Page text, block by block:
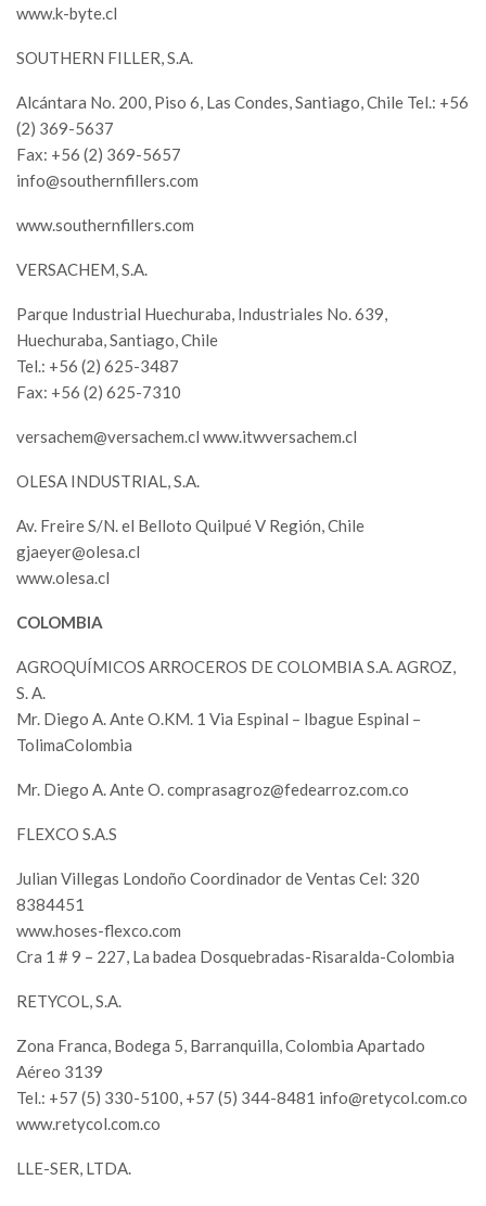
www.k-byte.cl
SOUTHERN FILLER, S.A.
Alcántara No. 200, Piso 6, Las Condes, Santiago, Chile Tel.: +56
(2) 369-5637
Fax: +56 (2) 369-5657
info@southernfillers.com
www.southernfillers.com
VERSACHEM, S.A.
Parque Industrial Huechuraba, Industriales No. 639,
Huechuraba, Santiago, Chile
Tel.: +56 (2) 625-3487
Fax: +56 (2) 625-7310
versachem@versachem.cl www.itwversachem.cl
OLESA INDUSTRIAL, S.A.
Av. Freire S/N. el Belloto Quilpué V Región, Chile
gjaeyer@olesa.cl
www.olesa.cl
COLOMBIA
AGROQUÍMICOS ARROCEROS DE COLOMBIA S.A. AGROZ,
S. A.
Mr. Diego A. Ante O.KM. 1 Via Espinal – Ibague Espinal –
TolimaColombia
Mr. Diego A. Ante O.comprasagroz@fedearroz.com.co
FLEXCO S.A.S
Julian Villegas Londoño Coordinador de Ventas Cel: 320
8384451
www.hoses-flexco.com
Cra 1 # 9 – 227, La badea Dosquebradas-Risaralda-Colombia
RETYCOL, S.A.
Zona Franca, Bodega 5, Barranquilla, Colombia Apartado
Aéreo 3139
Tel.: +57 (5) 330-5100, +57 (5) 344-8481 info@retycol.com.co
www.retycol.com.co
LLE-SER, LTDA.